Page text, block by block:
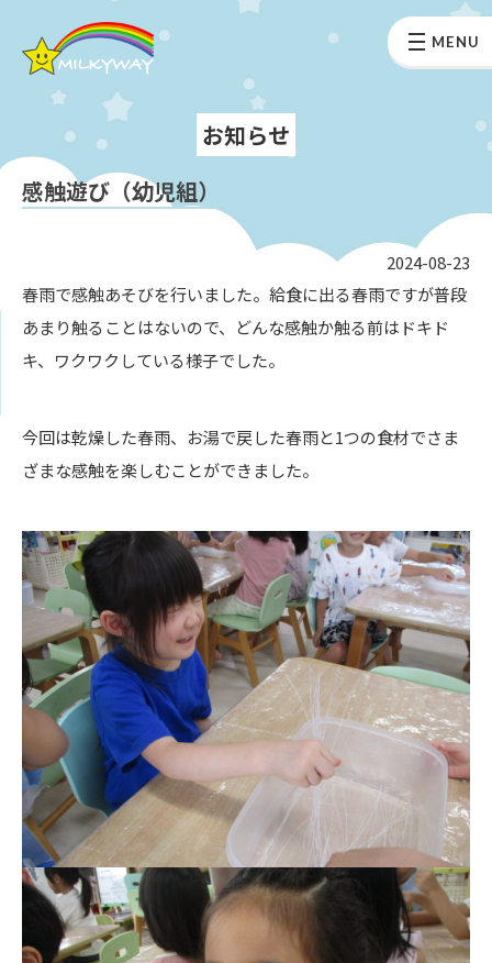
MENU
お知らせ
感触遊び（幼児組）
2024-08-23
春雨で感触あそびを行いました。給食に出る春雨ですが普段
あまり触ることはないので、どんな感触か触る前はドキド
キ、ワクワクしている様子でした。
今回は乾燥した春雨、お湯で戻した春雨と1つの食材でさま
ざまな感触を楽しむことができました。